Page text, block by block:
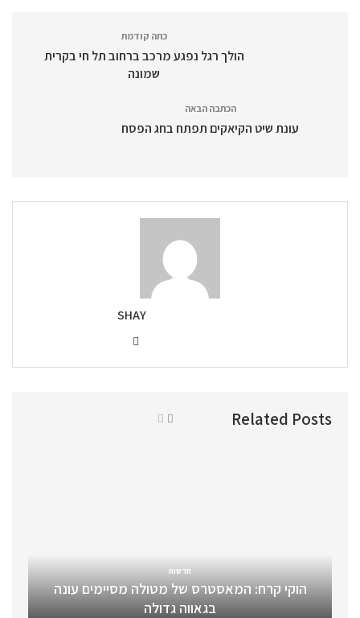
כתה קודמת
הולך רגל נפגע מרכב ברחוב תל חי בקרית
שמונה
הכתבה הבאה
עונת שיט הקיאקים תפתח בחג הפסח
SHAY
Related Posts
חדשות
הוקי קרח: המאסטרס של מטולה מסיימים עונה
בגאווה גדולה